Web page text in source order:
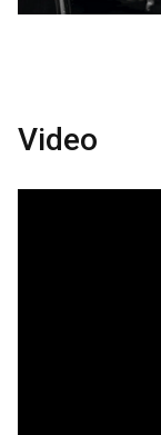
Video